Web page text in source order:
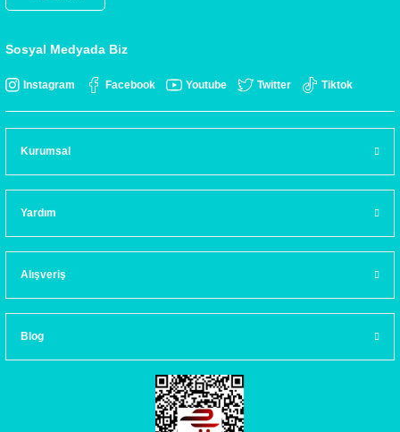
Sosyal Medyada Biz
Instagram Facebook Youtube Twitter Tiktok
Kurumsal
Yardım
Alışveriş
Blog